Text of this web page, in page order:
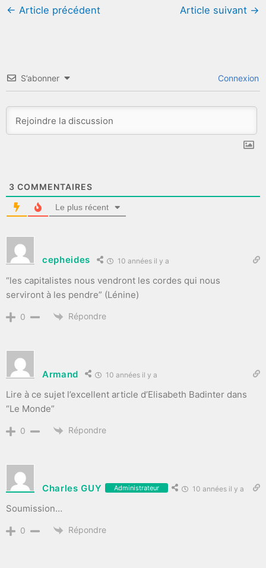
← Article précédent Article suivant →
S’abonner Connexion
3 COMMENTAIRES
Le plus récent
cepheides 10 années il y a
“les capitalistes nous vendront les cordes qui nous
serviront à les pendre” (Lénine)
0 Répondre
Armand 10 années il y a
Lire à ce sujet l’excellent article d’Elisabeth Badinter dans
“Le Monde”
0 Répondre
Charles GUY Administrateur 10 années il y a
Soumission…
0 Répondre